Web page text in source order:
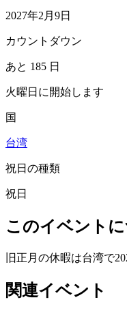
2027年2月9日
カウントダウン
あと 185 日
火曜日に開始します
国
台湾
祝日の種類
祝日
このイベント
旧正月の休暇は台湾で
関連イベント